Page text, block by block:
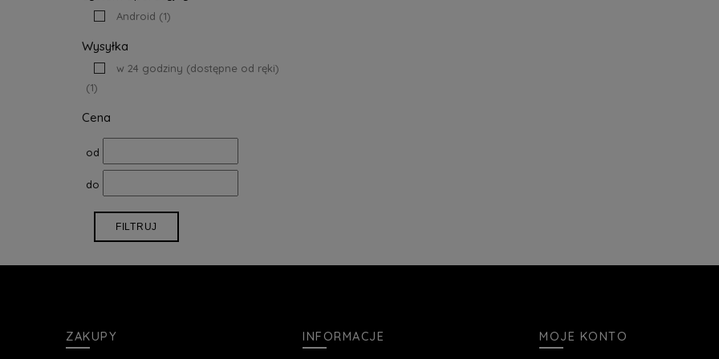
Android (1)
Wysyłka
w 24 godziny (dostępne od ręki)
(1)
Cena
od
do
FILTRUJ
ZAKUPY INFORMACJE MOJE KONTO